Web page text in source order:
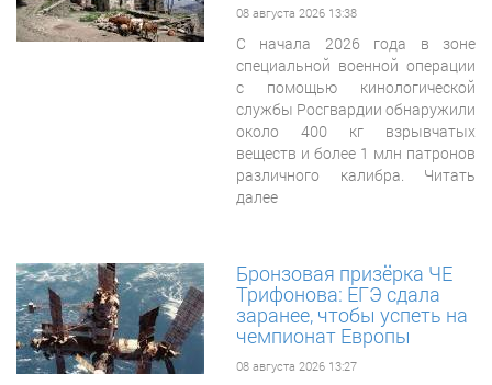
08 августа 2026 13:38
С начала 2026 года в зоне
специальной военной операции
с помощью кинологической
службы Росгвардии обнаружили
около 400 кг взрывчатых
веществ и более 1 млн патронов
различного калибра. Читать
далее
Бронзовая призёрка ЧЕ
Трифонова: ЕГЭ сдала
заранее, чтобы успеть на
чемпионат Европы
08 августа 2026 13:27